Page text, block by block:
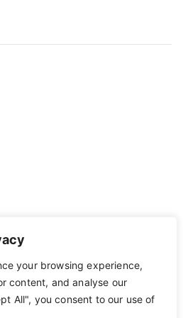
your browsing experience,
content, and analyse our
All", you consent to our use of